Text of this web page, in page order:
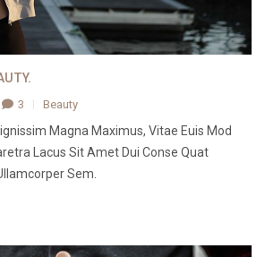
3 Beauty
Magna Maximus, Vitae Euis Mod
Lacus Sit Amet Dui Conse Quat
Sem.